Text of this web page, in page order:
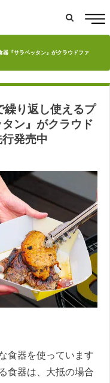
『サラペッタン』がクラウドファ
り返し使えるプ
ン』がクラウド
発売中
食器を使っています
食器は、大抵の場合